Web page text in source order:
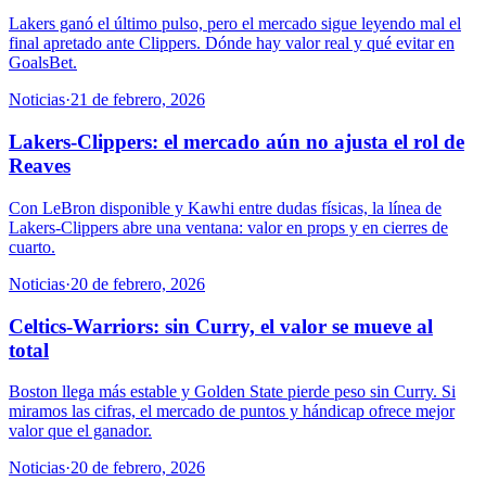
Lakers ganó el último pulso, pero el mercado sigue leyendo mal el
final apretado ante Clippers. Dónde hay valor real y qué evitar en
GoalsBet.
Noticias·21 de febrero, 2026
Lakers-Clippers: el mercado aún no ajusta el rol de
Reaves
Con LeBron disponible y Kawhi entre dudas físicas, la línea de
Lakers-Clippers abre una ventana: valor en props y en cierres de
cuarto.
Noticias·20 de febrero, 2026
Celtics-Warriors: sin Curry, el valor se mueve al
total
Boston llega más estable y Golden State pierde peso sin Curry. Si
miramos las cifras, el mercado de puntos y hándicap ofrece mejor
valor que el ganador.
Noticias·20 de febrero, 2026